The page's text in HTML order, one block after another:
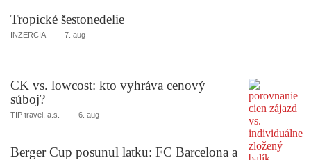
Tropické šestonedelie
INZERCIA 7. aug
CK vs. lowcost: kto vyhráva cenový
súboj?
TIP travel, a.s. 6. aug
Berger Cup posunul latku: FC Barcelona a